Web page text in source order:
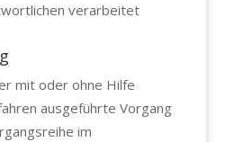
verarbeitet
mit oder ohne Hilfe
ausgeführte Vorgang
im